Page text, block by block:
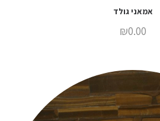
אמאני גולד
₪0.00